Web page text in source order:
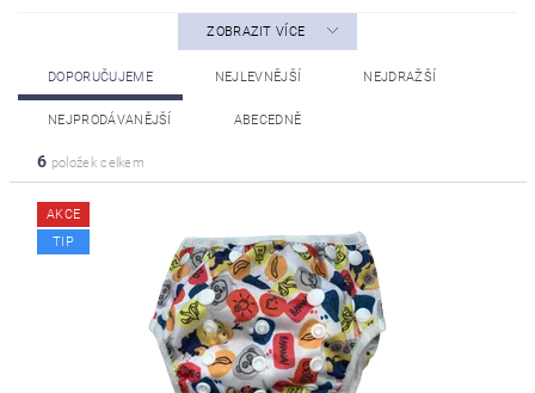
ZOBRAZIT VÍCE
DOPORUČUJEME NEJLEVNĚJŠÍ NEJDRAŽŠÍ
NEJPRODÁVANĚJŠÍ ABECEDNĚ
6 položek celkem
AKCE
TIP